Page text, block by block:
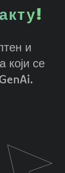
и
који се